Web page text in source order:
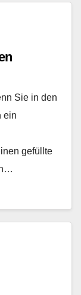
Sie in den
ein
gefüllte